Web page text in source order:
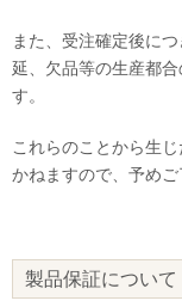
また、受注確定後に
延、欠品等の生産都
す。
これらのことから生
かねますので、予めご
製品保証について